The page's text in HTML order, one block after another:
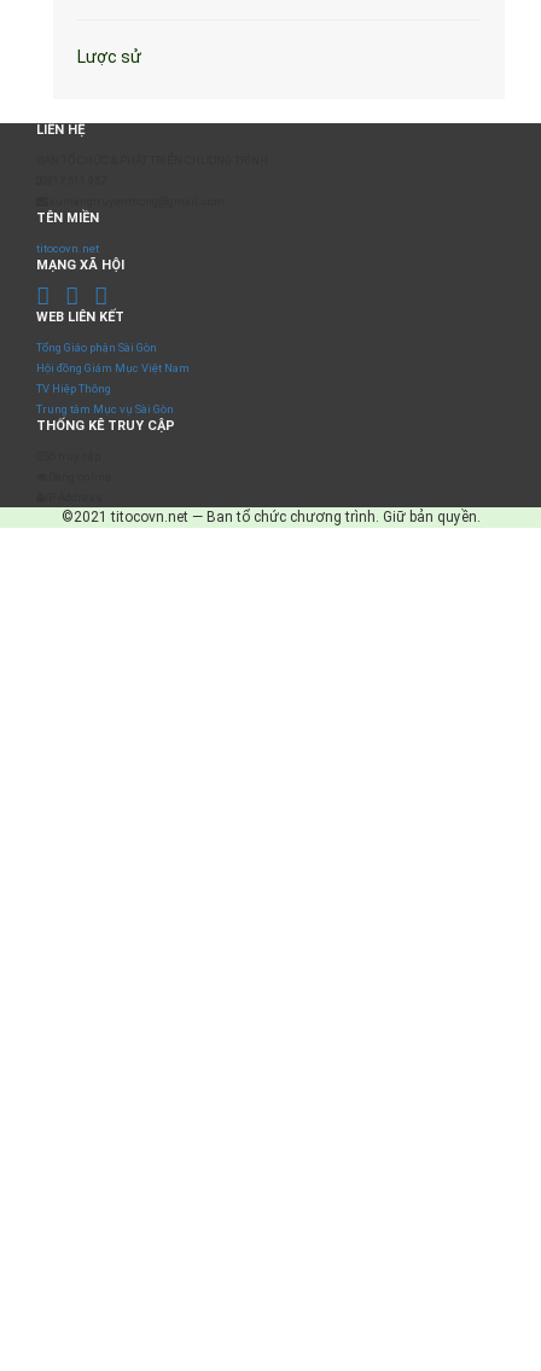
Lược sử
LIÊN HỆ
TÊN MIỀN
titocovn.net
MẠNG XÃ HỘI
WEB LIÊN KẾT
Tổng Giáo phận Sài Gòn
Hội đồng Giám Mục Việt Nam
TV Hiệp Thông
Trung tâm Mục vụ Sài Gòn
THỐNG KÊ TRUY CẬP
©2021 titocovn.net — Ban tổ chức chương trình. Giữ bản quyền.